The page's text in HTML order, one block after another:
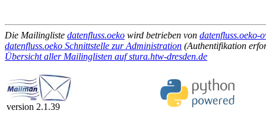
Die Mailingliste datenfluss.oeko wird betrieben von datenfluss.oeko-
datenfluss.oeko Schnittstelle zur Administration (Authentifikation
Übersicht aller Mailinglisten auf stura.htw-dresden.de
version 2.1.39